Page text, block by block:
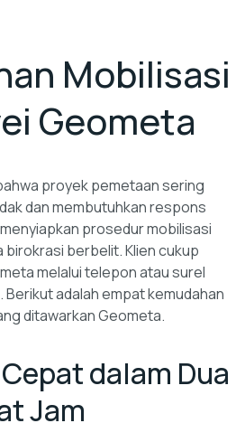
Mobilisasi
Geometa
proyek pemetaan sering
dan membutuhkan respons
prosedur mobilisasi
berbelit. Klien cukup
melalui telepon atau surel
adalah empat kemudahan
ditawarkan Geometa.
dalam Dua
Jam